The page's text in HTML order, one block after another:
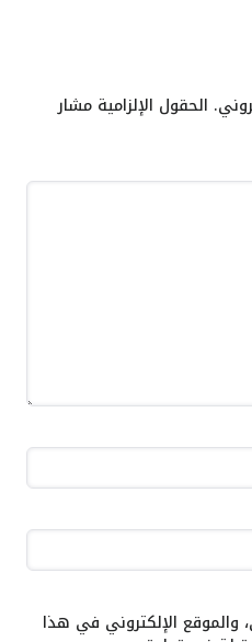
الحقول الإلزامية مشار
والموقع الإلكتروني في هذا